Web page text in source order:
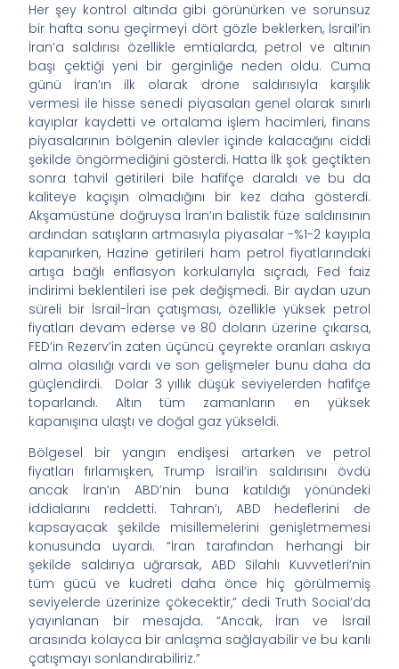
Her şey kontrol altında gibi görünürken ve sorunsuz
bir hafta sonu geçirmeyi dört gözle beklerken, İsrail’in
İran’a saldırısı özellikle emtialarda, petrol ve altının
başı çektiği yeni bir gerginliğe neden oldu. Cuma
günü İran’ın ilk olarak drone saldırısıyla karşılık
vermesi ile hisse senedi piyasaları genel olarak sınırlı
kayıplar kaydetti ve ortalama işlem hacimleri, finans
piyasalarının bölgenin alevler içinde kalacağını ciddi
şekilde öngörmediğini gösterdi. Hatta İlk şok geçtikten
sonra tahvil getirileri bile hafifçe daraldı ve bu da
kaliteye kaçışın olmadığını bir kez daha gösterdi.
Akşamüstüne doğruysa İran’ın balistik füze saldırısının
ardından satışların artmasıyla piyasalar -%1-2 kayıpla
kapanırken, Hazine getirileri ham petrol fiyatlarındaki
artışa bağlı enflasyon korkularıyla sıçradı, Fed faiz
indirimi beklentileri ise pek değişmedi. Bir aydan uzun
süreli bir İsrail-İran çatışması, özellikle yüksek petrol
fiyatları devam ederse ve 80 doların üzerine çıkarsa,
FED’in Rezerv’in zaten üçüncü çeyrekte oranları askıya
alma olasılığı vardı ve son gelişmeler bunu daha da
güçlendirdi. Dolar 3 yıllık düşük seviyelerden hafifçe
toparlandı. Altın tüm zamanların en yüksek
kapanışına ulaştı ve doğal gaz yükseldi.
Bölgesel bir yangın endişesi artarken ve petrol
fiyatları fırlamışken, Trump İsrail’in saldırısını övdü
ancak İran’ın ABD’nin buna katıldığı yönündeki
iddialarını reddetti. Tahran’ı, ABD hedeflerini de
kapsayacak şekilde misillemelerini genişletmemesi
konusunda uyardı. “İran tarafından herhangi bir
şekilde saldırıya uğrarsak, ABD Silahlı Kuvvetleri’nin
tüm gücü ve kudreti daha önce hiç görülmemiş
seviyelerde üzerinize çökecektir,” dedi Truth Social’da
yayınlanan bir mesajda. “Ancak, İran ve İsrail
arasında kolayca bir anlaşma sağlayabilir ve bu kanlı
çatışmayı sonlandırabiliriz.”